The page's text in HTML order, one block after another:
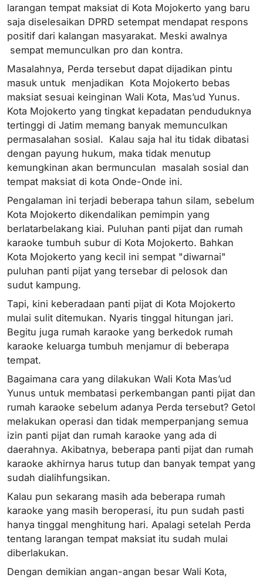
larangan tempat maksiat di Kota Mojokerto yang baru
saja diselesaikan DPRD setempat mendapat respons
positif dari kalangan masyarakat. Meski awalnya
sempat memunculkan pro dan kontra.
Masalahnya, Perda tersebut dapat dijadikan pintu
masuk untuk menjadikan Kota Mojokerto bebas
maksiat sesuai keinginan Wali Kota, Mas’ud Yunus.
Kota Mojokerto yang tingkat kepadatan penduduknya
tertinggi di Jatim memang banyak memunculkan
permasalahan sosial. Kalau saja hal itu tidak dibatasi
dengan payung hukum, maka tidak menutup
kemungkinan akan bermunculan masalah sosial dan
tempat maksiat di kota Onde-Onde ini.
Pengalaman ini terjadi beberapa tahun silam, sebelum
Kota Mojokerto dikendalikan pemimpin yang
berlatarbelakang kiai. Puluhan panti pijat dan rumah
karaoke tumbuh subur di Kota Mojokerto. Bahkan
Kota Mojokerto yang kecil ini sempat "diwarnai"
puluhan panti pijat yang tersebar di pelosok dan
sudut kampung.
Tapi, kini keberadaan panti pijat di Kota Mojokerto
mulai sulit ditemukan. Nyaris tinggal hitungan jari.
Begitu juga rumah karaoke yang berkedok rumah
karaoke keluarga tumbuh menjamur di beberapa
tempat.
Bagaimana cara yang dilakukan Wali Kota Mas’ud
Yunus untuk membatasi perkembangan panti pijat dan
rumah karaoke sebelum adanya Perda tersebut? Getol
melakukan operasi dan tidak memperpanjang semua
izin panti pijat dan rumah karaoke yang ada di
daerahnya. Akibatnya, beberapa panti pijat dan rumah
karaoke akhirnya harus tutup dan banyak tempat yang
sudah dialihfungsikan.
Kalau pun sekarang masih ada beberapa rumah
karaoke yang masih beroperasi, itu pun sudah pasti
hanya tinggal menghitung hari. Apalagi setelah Perda
tentang larangan tempat maksiat itu sudah mulai
diberlakukan.
Dengan demikian angan-angan besar Wali Kota,